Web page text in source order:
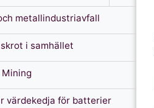
metallindustriavfall
i samhället
värdekedja för batterier